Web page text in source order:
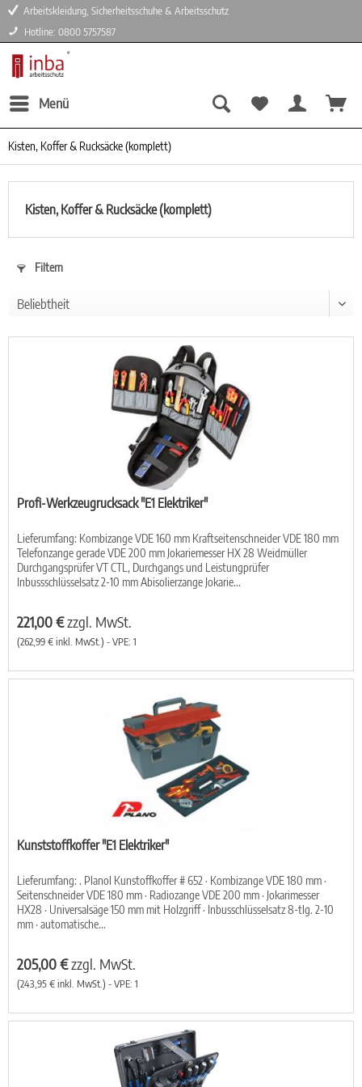
Arbeitskleidung, Sicherheitsschuhe & Arbeitsschutz
Hotline: 0800 5757587
Menü
Kisten, Koffer & Rucksäcke (komplett)
Kisten, Koffer & Rucksäcke (komplett)
Filtern
Profi-Werkzeugrucksack "E1 Elektriker"
Lieferumfang: Kombizange VDE 160 mm Kraftseitenschneider VDE 180 mm
Telefonzange gerade VDE 200 mm Jokariemesser HX 28 Weidmüller
Durchgangsprüfer VT CTL, Durchgangs und Leistungprüfer
Inbussschlüsselsatz 2-10 mm Abisolierzange Jokarie...
221,00 €zzgl. MwSt.
(262,99 € inkl. MwSt.) - VPE: 1
Kunststoffkoffer "E1 Elektriker"
Lieferumfang: . Planol Kunstoffkoffer # 652 · Kombizange VDE 180 mm ·
Seitenschneider VDE 180 mm · Radiozange VDE 200 mm · Jokarimesser
HX28 · Universalsäge 150 mm mit Holzgriff · Inbusschlüsselsatz 8-tlg. 2-10
mm · automatische...
205,00 €zzgl. MwSt.
(243,95 € inkl. MwSt.) - VPE: 1